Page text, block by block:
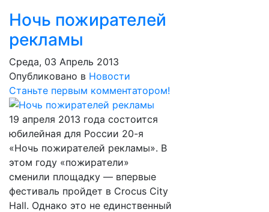
Ночь пожирателей
рекламы
Среда, 03 Апрель 2013
Опубликовано в Новости
Станьте первым комментатором!
19 апреля 2013 года состоится
юбилейная для России 20-я
«Ночь пожирателей рекламы». В
этом году «пожиратели»
сменили площадку — впервые
фестиваль пройдет в Crocus City
Hall. Однако это не единственный